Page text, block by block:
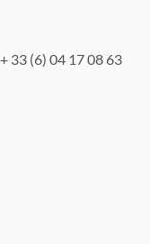
33 (6) 04 17 08 63‬